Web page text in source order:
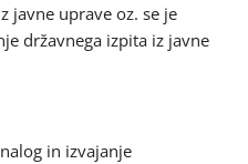
javne uprave oz. se je
državnega izpita iz javne
in izvajanje